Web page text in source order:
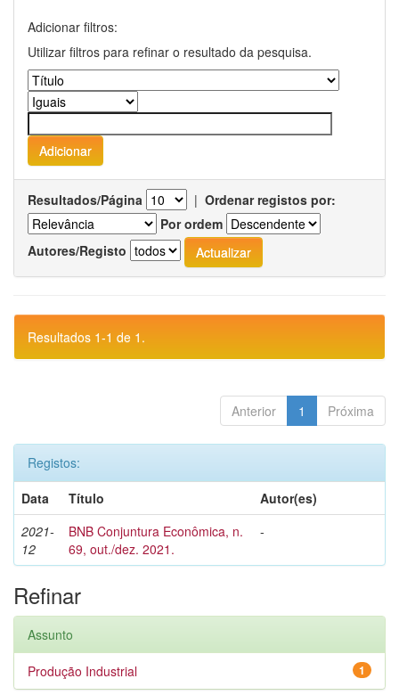
Adicionar filtros:
Utilizar filtros para refinar o resultado da pesquisa.
Resultados/Página | Ordenar registos por:
Por ordem
Autores/Registo
Resultados 1-1 de 1.
Anterior 1 Próxima
Registos:
Data
Título
Autor(es)
2021-
12
BNB Conjuntura Econômica, n.
69, out./dez. 2021.
-
Refinar
Assunto
1
Produção Industrial